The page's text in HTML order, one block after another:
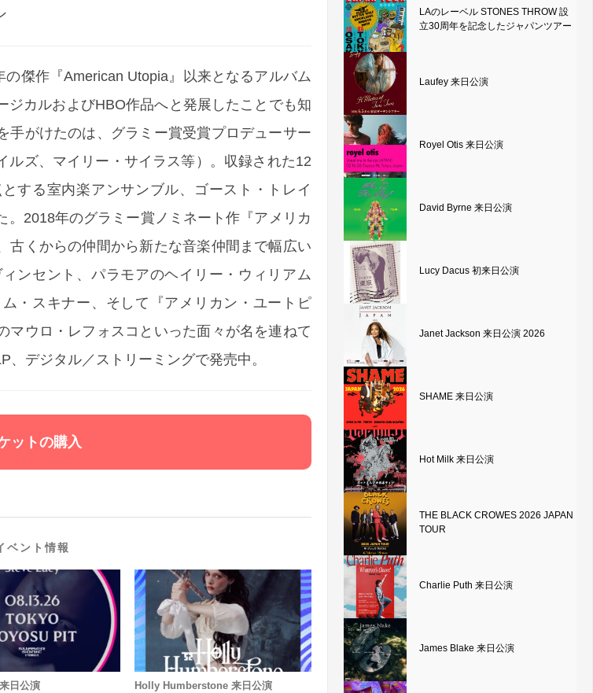
傑作『American Utopia』以来となるアルバム
ジカルおよびHBO作品へと発展したことでも知
手がけたのは、グラミー賞受賞プロデューサー
ルズ、マイリー・サイラス等）。収録された12
する室内楽アンサンブル、ゴースト・トレイ
。2018年のグラミー賞ノミネート作『アメリカ
古くからの仲間から新たな音楽仲間まで幅広い
ンセント、パラモアのヘイリー・ウィリアム
・スキナー、そして『アメリカン・ユートピ
マウロ・レフォスコといった面々が名を連ねて
デジタル／ストリーミングで発売中。
ットの購入
ベント情報
日公演 Holly Humberstone 来日公演
LAのレーベル STONES THROW 設
立30周年を記念したジャパンツアー
Laufey 来日公演
Royel Otis 来日公演
David Byrne 来日公演
Lucy Dacus 初来日公演
Janet Jackson 来日公演 2026
SHAME 来日公演
Hot Milk 来日公演
THE BLACK CROWES 2026 JAPAN
TOUR
Charlie Puth 来日公演
James Blake 来日公演